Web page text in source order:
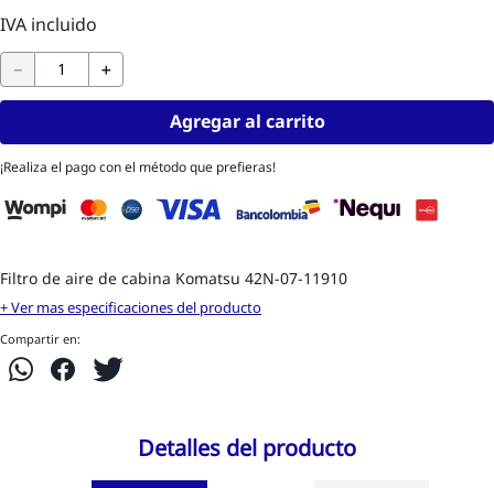
＋
－
Agregar al carrito
¡Realiza el pago con el método que prefieras!
Filtro de aire de cabina Komatsu 42N-07-11910
+ Ver mas especificaciones del producto
Compartir en:
Detalles del producto